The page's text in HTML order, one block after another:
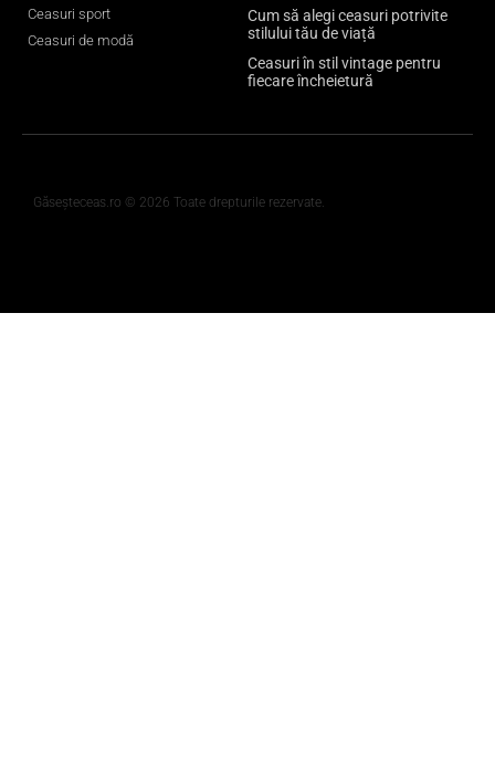
Ceasuri sport
Ceasuri de modă
Cum să alegi ceasuri potrivite
stilului tău de viață
Ceasuri în stil vintage pentru
fiecare încheietură
Găseșteceas.ro © 2026 Toate drepturile rezervate.